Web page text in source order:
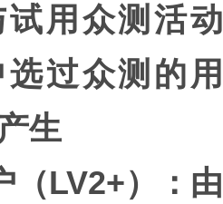
用众测活动
过众测的用
生
（LV2+）：由